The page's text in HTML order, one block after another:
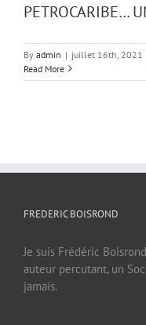
PETROCARIBE…
By admin | juillet 16th, 2021
Read More
FREDERIC BOISROND
Je suis Frédéric
auteur percutant, un
jamais.